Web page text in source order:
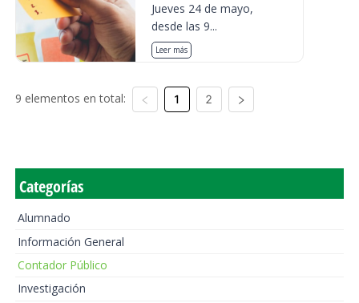
Jueves 24 de mayo,
desde las 9...
Leer más
9 elementos en total: 1 2
Categorías
Alumnado
Información General
Contador Público
Investigación